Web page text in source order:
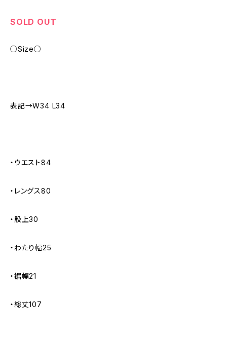
SOLD OUT
○Size○
表記→W34 L34
・ウエスト84
・レングス80
・股上30
・わたり幅25
・裾幅21
・総丈107